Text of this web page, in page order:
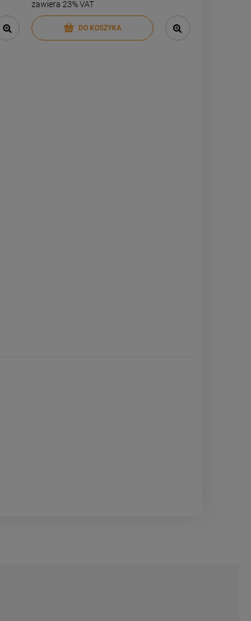
DO KOSZYKA
zawiera 23% VAT
DO KOSZYKA